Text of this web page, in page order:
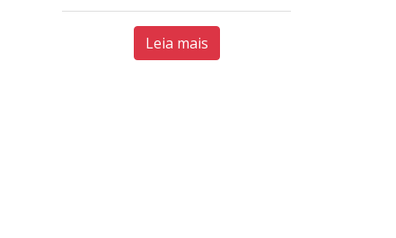
Leia mais